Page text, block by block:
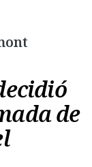
de